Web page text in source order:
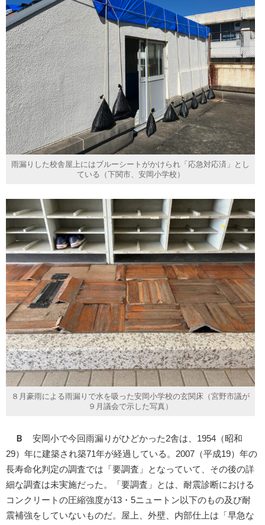
雨漏りした校舎屋上にはブルーシートがかけられ「応急対応済」とし
ている（下関市、安岡小学校）
８月豪雨による雨漏りで水を吸った安岡小学校の玄関床（宮野市議が
９月議会で示した写真）
Ｂ
安岡小で今回雨漏りがひどかった2舎は、1954（昭和
29）年に建築され築71年が経過している。2007（平成19）年の
長寿命化判定の調査では「要調査」となっていて、その後の詳
細な調査は未実施だった。「要調査」とは、耐震診断における
コンクリートの圧縮強度が13・5ニュートン以下のもの及び耐
震補強をしていないものだ。屋上、外壁、内部仕上は「早急な